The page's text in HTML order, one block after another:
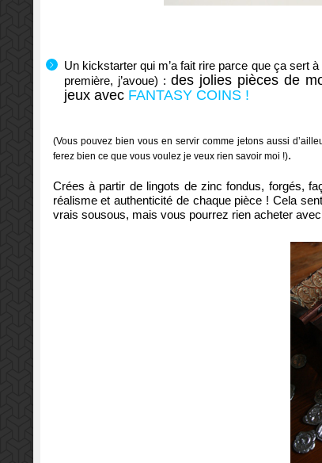
Un kickstarter qui m’a fait rire parce que ça sert
première, j’avoue) : des jolies pièces de
jeux avec FANTASY COINS !
(Vous pouvez bien vous en servir comme jetons aussi
ferez bien ce que vous voulez je veux rien savoir moi !).
Crées à partir de lingots de zinc fondus, forgés,
réalismeet authenticité de chaque pièce ! Cela
vrais sousous, mais vous pourrez rien acheter